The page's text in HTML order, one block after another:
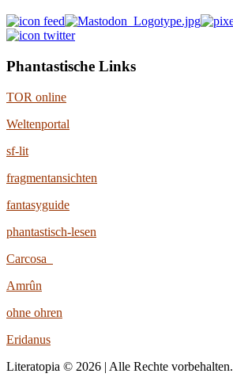
Phantastische Links
TOR online
Weltenportal
sf-lit
fragmentansichten
fantasyguide
phantastisch-lesen
Carcosa
Amrûn
ohne ohren
Eridanus
Literatopia © 2026 | Alle Rechte vorbehalten.